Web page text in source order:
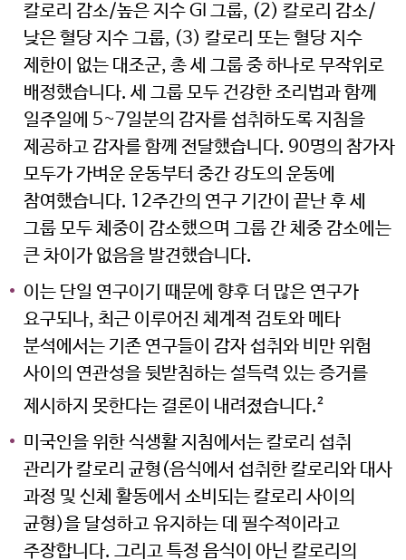
미국 감자협회 경고
참고: 타사에서 관리하는 웹사이트
한국지사 웹사이트를 나가려고 합니다.
이 외부링크는 제3자 웹사이트, 회사
또는 단체의 소유로 미국 감자협회는
연결된 링크 내용의 사실과 본질에 대한
칼로리 감소/높은 지수 GI 그룹, (2) 칼로리 감소/
낮은 혈당 지수 그룹, (3) 칼로리 또는 혈당 지수
제한이 없는 대조군, 총 세 그룹 중 하나로 무작위로
배정했습니다. 세 그룹 모두 건강한 조리법과 함께
일주일에 5~7일분의 감자를 섭취하도록 지침을
제공하고 감자를 함께 전달했습니다. 90명의 참가자
모두가 가벼운 운동부터 중간 강도의 운동에
참여했습니다. 12주간의 연구 기간이 끝난 후 세
그룹 모두 체중이 감소했으며 그룹 간 체중 감소에는
큰 차이가 없음을 발견했습니다.
이는 단일 연구이기 때문에 향후 더 많은 연구가
요구되나, 최근 이루어진 체계적 검토와 메타
분석에서는 기존 연구들이 감자 섭취와 비만 위험
사이의 연관성을 뒷받침하는 설득력 있는 증거를
제시하지 못한다는 결론이 내려졌습니다.2
미국인을 위한 식생활 지침에서는 칼로리 섭취
관리가 칼로리 균형(음식에서 섭취한 칼로리와 대사
과정 및 신체 활동에서 소비되는 칼로리 사이의
균형)을 달성하고 유지하는 데 필수적이라고
주장합니다. 그리고 특정 음식이 아닌 칼로리의